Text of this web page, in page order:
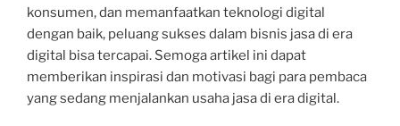
konsumen, dan memanfaatkan teknologi digital
dengan baik, peluang sukses dalam bisnis jasa di era
digital bisa tercapai. Semoga artikel ini dapat
memberikan inspirasi dan motivasi bagi para pembaca
yang sedang menjalankan usaha jasa di era digital.